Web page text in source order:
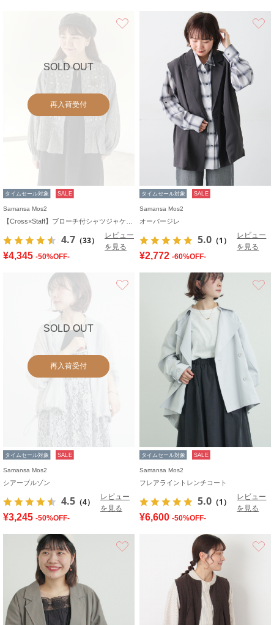
SOLD OUT
再入荷受付
タイムセール対象 SALE
Samansa Mos2
4.7 （33）
レビュー
を見る
¥4,345 -50%OFF-
タイムセール対象 SALE
Samansa Mos2
オーバージレ
5.0 （1）
レビュー
を見る
¥2,772 -60%OFF-
SOLD OUT
再入荷受付
タイムセール対象 SALE
Samansa Mos2
シアーブルゾン
4.5 （4）
レビュー
を見る
¥3,245 -50%OFF-
タイムセール対象 SALE
Samansa Mos2
フレアライントレンチコート
5.0 （1）
レビュー
を見る
¥6,600 -50%OFF-